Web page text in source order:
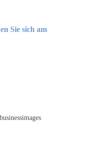
Sie sich am